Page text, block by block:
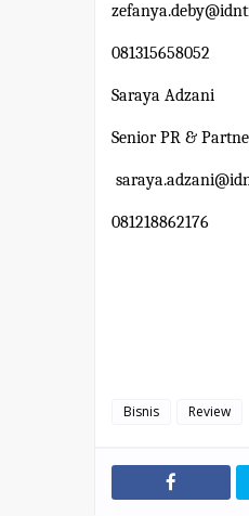
081315658052
Saraya Adzani
Senior PR &
081218862176
Bisnis Review